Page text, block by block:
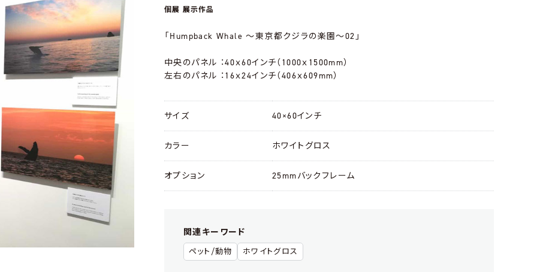
個展 展示作品
「Humpback Whale ～東京都クジラの楽園～02」
中央のパネル ：40ｘ60インチ（1000ｘ1500mm）
左右のパネル ：16ｘ24インチ（406ｘ609mm）
サイズ 40×60インチ
カラー ホワイトグロス
オプション 25mmバックフレーム
関連キーワード
ペット/動物 ホワイトグロス